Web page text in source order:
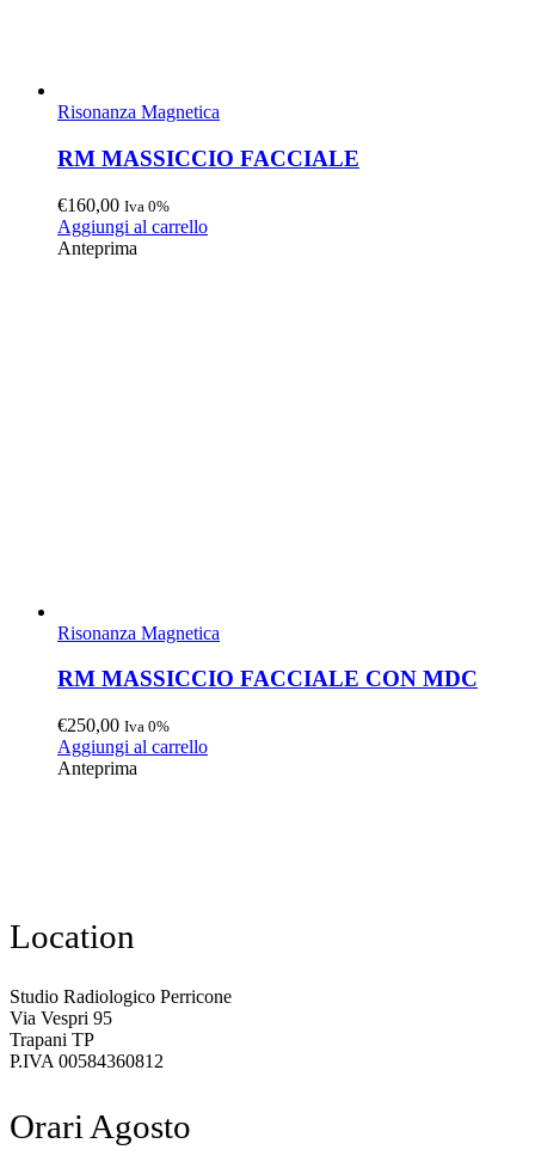
Risonanza Magnetica
RM MASSICCIO FACCIALE
€160,00 Iva 0%
Aggiungi al carrello
Anteprima
Risonanza Magnetica
RM MASSICCIO FACCIALE CON MDC
€250,00 Iva 0%
Aggiungi al carrello
Anteprima
Location
Studio Radiologico Perricone
Via Vespri 95
Trapani TP
P.IVA 00584360812
Orari Agosto